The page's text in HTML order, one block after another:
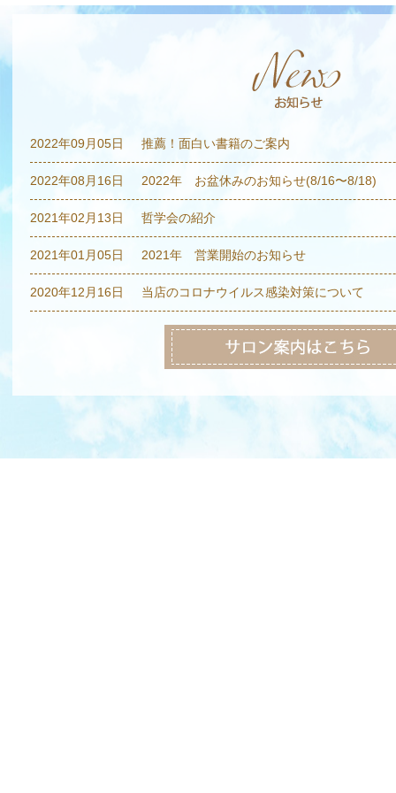
2022年09月05日 推薦！面白い書籍のご案内
2022年08月16日 2022年 お盆休みのお知らせ(8/16〜8/18)
2021年02月13日 哲学会の紹介
2021年01月05日 2021年 営業開始のお知らせ
2020年12月16日 当店のコロナウイルス感染対策について